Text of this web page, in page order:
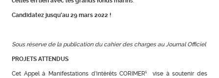
Candidatez jusqu’au 29 mars 2022 !
Sous réserve de la publication du cahier des charges au Journal Officiel
PROJETS ATTENDUS
Cet Appel à Manifestations d’intérêts CORIMER¹ vise à soutenir des